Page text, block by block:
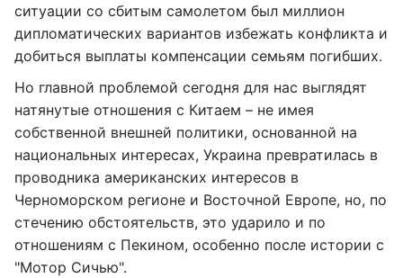
ситуации со сбитым самолетом был миллион
дипломатических вариантов избежать конфликта и
добиться выплаты компенсации семьям погибших.
Но главной проблемой сегодня для нас выглядят
натянутые отношения с Китаем – не имея
собственной внешней политики, основанной на
национальных интересах, Украина превратилась в
проводника американских интересов в
Черноморском регионе и Восточной Европе, но, по
стечению обстоятельств, это ударило и по
отношениям с Пекином, особенно после истории с
"Мотор Сичью".